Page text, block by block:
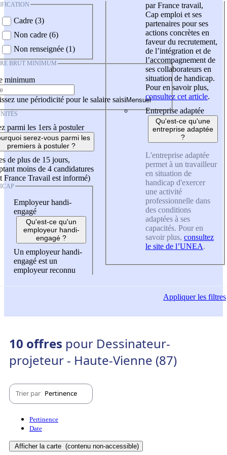
Cadre (3)
Non cadre (6)
Non renseignée (1)
BRUT MINIMUM
minimum
une périodicité pour le salaire saisi
parmi les 1ers à postuler
serez-vous parmi les
premiers à postuler ?
de plus de 15 jours,
moins de 4 candidatures
France Travail est informé)
Employeur handi-
engagé
Qu'est-ce qu'un
employeur handi-
engagé ?
Un employeur handi-
engagé est un
employeur reconnu
par France travail,
Cap emploi et ses
partenaires pour ses
actions concrètes en
faveur du recrutement,
de l’intégration et de
l’accompagnement de
ses collaborateurs en
situation de handicap.
Pour en savoir plus,
consultez cet article.
Entreprise adaptée
Qu'est-ce qu'une
entreprise adaptée
?
L'entreprise adaptée
permet à un travailleur
en situation de
handicap d'exercer
une activité
professionnelle dans
des conditions
adaptées à ses
capacités. Pour en
savoir plus, consultez
le site de l’UNEA.
Appliquerles filtres
10 offres pour Dessinateur-
projeteur - Haute-Vienne (87)
Trier par Pertinence
Pertinence
Date
Afficher la carte (contenu non-accessible)